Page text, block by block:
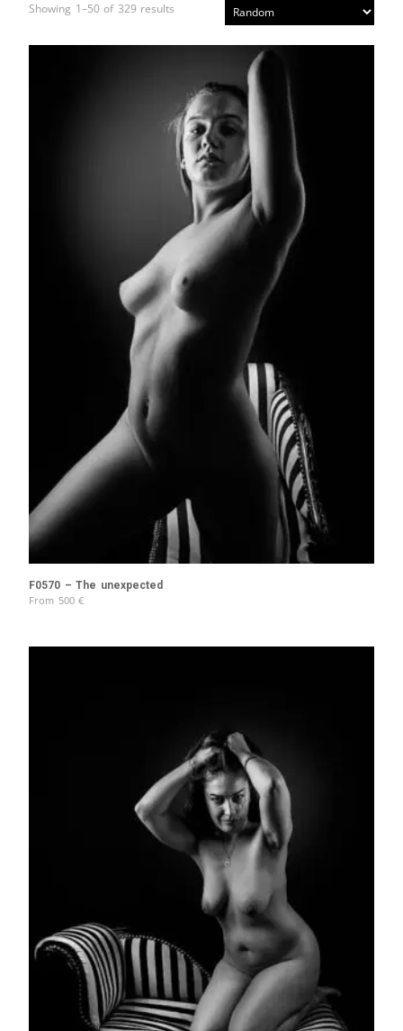
Showing 1–50 of 329 results
F0570 – The unexpected
From 500 €